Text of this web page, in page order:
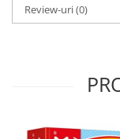
Review-uri(0)